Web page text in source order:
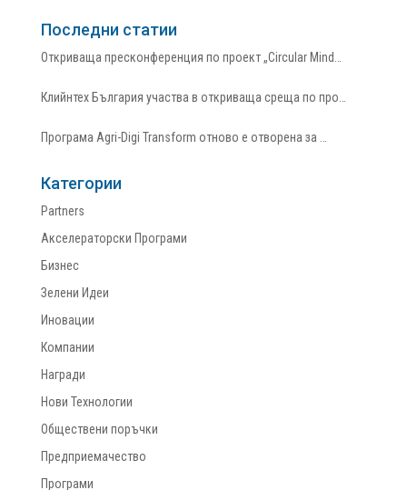
Последни статии
Откриваща пресконференция по проект „Circular Mind…
Клийнтех България участва в откриваща среща по про…
Програма Agri-Digi Transform отново е отворена за …
Категории
Partners
Акселераторски Програми
Бизнес
Зелени Идеи
Иновации
Компании
Награди
Нови Технологии
Обществени поръчки
Предприемачество
Програми